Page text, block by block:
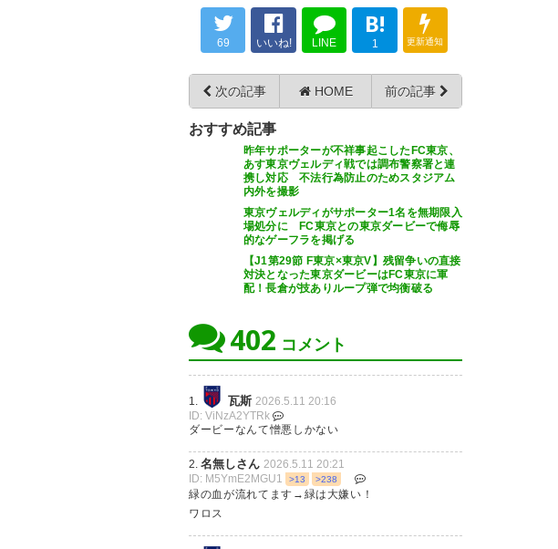
U-名無しさん 2026/05/11(月) 01:22:19 ID:hVLserQC0
こういうくだらん憎悪見てると千葉ダービーはずっ
69 いいね! LINE
B!
1 更新通知
次の記事 HOME 前の記事
おすすめ記事
昨年サポーターが不祥事起こしたFC東京、
あす東京ヴェルディ戦では調布警察署と連
携し対応 不法行為防止のためスタジアム
内外を撮影
東京ヴェルディがサポーター1名を無期限入
場処分に FC東京との東京ダービーで侮辱
的なゲーフラを掲げる
【J1第29節 F東京×東京V】残留争いの直接
対決となった東京ダービーはFC東京に軍
配！長倉が技ありループ弾で均衡破る
402 コメント
1. 瓦斯 2026.5.11 20:16
ID: ViNzA2YTRk
ダービーなんて憎悪しかない
2. 名無しさん 2026.5.11 20:21
ID: M5YmE2MGU1
>13 >238
緑の血が流れてます→緑は大嫌い！
ワロス